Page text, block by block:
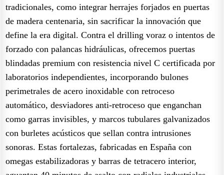
tradicionales, como integrar herrajes forjados en puertas
de madera centenaria, sin sacrificar la innovación que
define la era digital. Contra el drilling voraz o intentos de
forzado con palancas hidráulicas, ofrecemos puertas
blindadas premium con resistencia nivel C certificada por
laboratorios independientes, incorporando bulones
perimetrales de acero inoxidable con retroceso
automático, desviadores anti-retroceso que enganchan
como garras invisibles, y marcos tubulares galvanizados
con burletes acústicos que sellan contra intrusiones
sonoras. Estas fortalezas, fabricadas en España con
omegas estabilizadoras y barras de tetracero interior,